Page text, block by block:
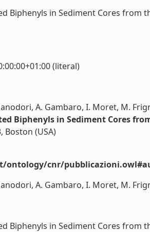
Biphenyls in Sediment Cores from
(literal)
A. Gambaro, I. Moret, M.
Biphenyls in Sediment Cores
Boston (USA)
ontology/cnr/
A. Gambaro, I. Moret, M.
Biphenyls in Sediment Cores from